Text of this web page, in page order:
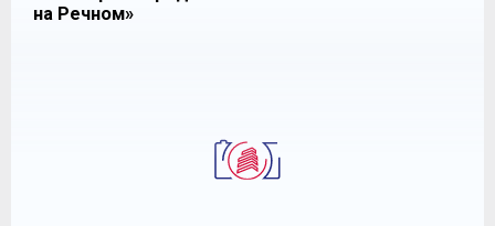
20
на Речном»